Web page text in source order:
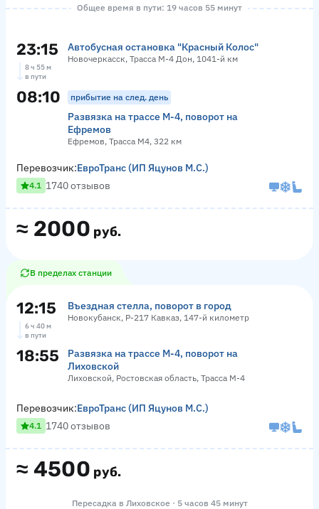
Общее время в пути: 19 часов 55 минут
23:15 Автобусная остановка "Красный Колос"
Новочеркасск, Трасса М-4 Дон, 1041-й км
8 ч 55 м
в пути
08:10 прибытие на след. день
Развязка на трассе М-4, поворот на
Ефремов
Ефремов, Трасса М4, 322 км
≈ 2000 руб.
Перевозчик:ЕвроТранс (ИП Яцунов М.С.)
4.1 1740 отзывов
В пределах станции
12:15 Въездная стелла, поворот в город
Новокубанск, Р-217 Кавказ, 147-й километр
6 ч 40 м
в пути
18:55
Развязка на трассе М-4, поворот на
Лиховской
Лиховской, Ростовская область, Трасса М-4
≈ 4500 руб.
Перевозчик:ЕвроТранс (ИП Яцунов М.С.)
4.1 1740 отзывов
Пересадка в Лиховское · 5 часов 45 минут